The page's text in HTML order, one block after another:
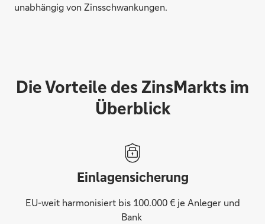
unabhängig von Zinsschwankungen.
Die Vorteile des ZinsMarkts im
Überblick
Einlagensicherung
EU-weit harmonisiert bis 100.000 € je Anleger und
Bank